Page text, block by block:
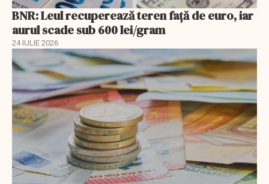
BNR: Leul recuperează teren faţă de euro, iar
aurul scade sub 600 lei/gram
24 IULIE 2026